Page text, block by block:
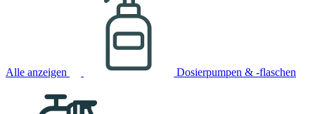
Alle anzeigen Dosierpumpen & -flaschen